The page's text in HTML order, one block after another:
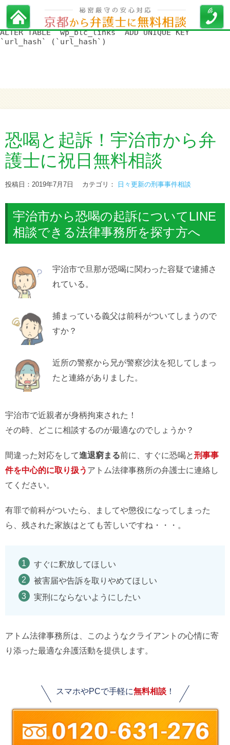
WordPress データベースエラー:[Duplicate entry '' for key
'url_hash']
ALTER TABLE `wp_blc_links` ADD UNIQUE KEY
`url_hash` (`url_hash`)
恐喝と起訴！宇治市から弁
護士に祝日無料相談
投稿日：2019年7月7日 カテゴリ： 日々更新の刑事事件相談
宇治市から恐喝の起訴についてLINE
相談できる法律事務所を探す方へ
宇治市で旦那が恐喝に関わった容疑で逮捕さ
れている。
捕まっている義父は前科がついてしまうので
すか？
近所の警察から兄が警察沙汰を犯してしまっ
たと連絡がありました。
宇治市で近親者が身柄拘束された！
その時、どこに相談するのが最適なのでしょうか？
間違った対応をして進退窮まる前に、すぐに恐喝と刑事事
件を中心的に取り扱う アトム法律事務所の弁護士に連絡し
てください。
有罪で前科がついたら、ましてや懲役になってしまった
ら、残された家族はとても苦しいですね・・・。
すぐに釈放してほしい
被害届や告訴を取りやめてほしい
実刑にならないようにしたい
アトム法律事務所は、このようなクライアントの心情に寄
り添った最適な弁護活動を提供します。
スマホやPCで手軽に無料相談！